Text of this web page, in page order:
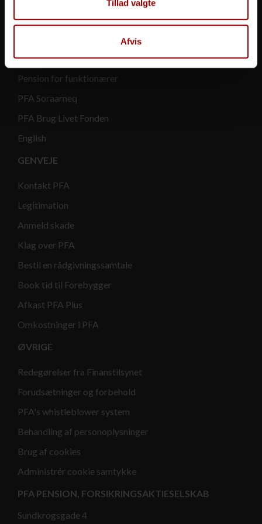
Tillad valgte
Afvis
PFA Ejendomme
PFA Invest
Pension for funktionærer
PFA Soraarneq
PFA Brug Livet Fonden
English
GENVEJE
Kontakt PFA
Legitimation
Anmeld skade
Klag over PFA
Bestil en rådgivningssamtale
Book tid til Forebygger
Afkast PFA Plus
Omkostninger i PFA
ØVRIGE
Redegørelser fra Finanstilsynet
Forudsætninger og forbehold
PFA's whistleblower system
Behandling af personoplysninger
Brug af cookies
Administrér cookie samtykke
PFA PENSION, FORSIKRINGSAKTIESELSKAB
Sundkrogsgade 4